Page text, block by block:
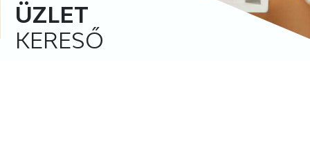
ÜZLET
KERESŐ